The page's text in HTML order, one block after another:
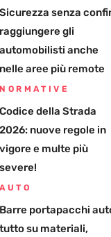
Sicurezza senza
raggiungere gli
automobilisti anche
nelle aree più remote
NORMATIVE
Codice della Strada
2026: nuove regole in
vigore e multe più
severe!
AUTO
Barre portapacchi
tutto su materiali,